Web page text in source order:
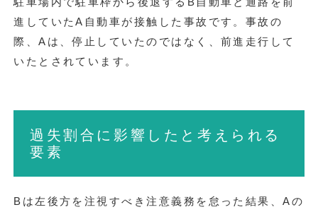
進していたA自動車が接触した事故です。事故の
際、Aは、停止していたのではなく、前進走行して
いたとされています。
過失割合に影響したと考えられる
要素
Bは左後方を注視すべき注意義務を怠った結果、Aの